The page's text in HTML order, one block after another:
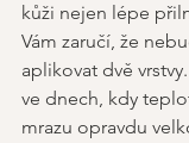
kůži nejen lépe
Vám zaručí, že
aplikovat dvě
ve dnech, kdy
mrazu opravdu